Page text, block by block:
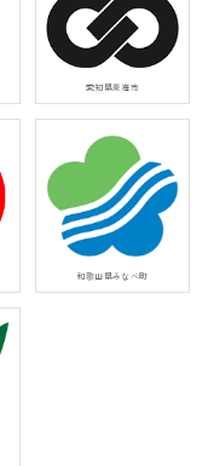
愛知県東海市
和歌山県みなべ町